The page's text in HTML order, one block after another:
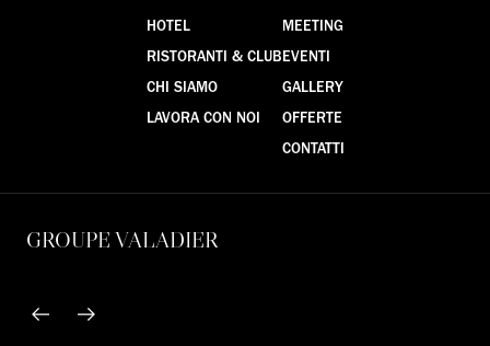
HOTEL
RISTORANTI & CLUB
CHI SIAMO
LAVORA CON NOI
MEETING
EVENTI
GALLERY
OFFERTE
CONTATTI
GROUPE VALADIER